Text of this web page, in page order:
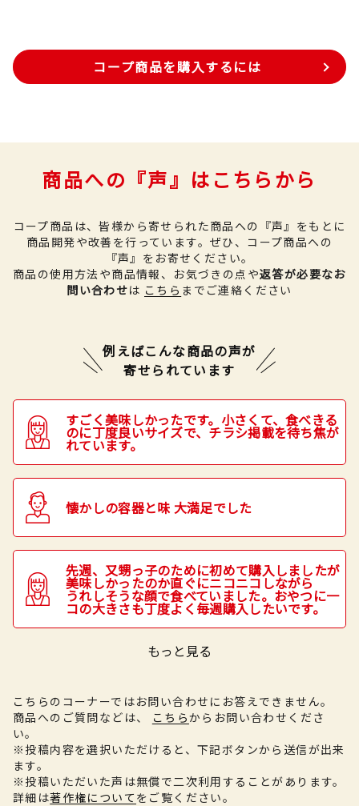
コープ商品を購入するには
商品への『声』はこちらから
コープ商品は、皆様から寄せられた商品への『声』をもとに
商品開発や改善を行っています。 ぜひ、コープ商品への
『声』をお寄せください。
商品の使用方法や商品情報、お気づきの点や返答が必要なお
問い合わせは こちら までご連絡ください
例えばこんな商品の声が
寄せられています
すごく美味しかったです。小さくて、食べきる
のに丁度良いサイズで、チラシ掲載を待ち焦が
れています。
懐かしの容器と味 大満足でした
先週、又甥っ子のために初めて購入しましたが
美味しかったのか直ぐにニコニコしながら
うれしそうな顔で食べていました。おやつに一
コの大きさも丁度よく毎週購入したいです。
もっと見る
こちらのコーナーではお問い合わせにお答えできません。
商品へのご質問などは、
こちらからお問い合わせくださ
い。
※投稿内容を選択いただけると、下記ボタンから送信が出来
ます。
※投稿いただいた声は無償で二次利用することがあります。
詳細は著作権について をご覧ください。